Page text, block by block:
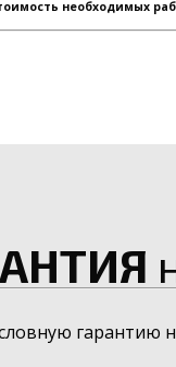
необходимых
гарантию